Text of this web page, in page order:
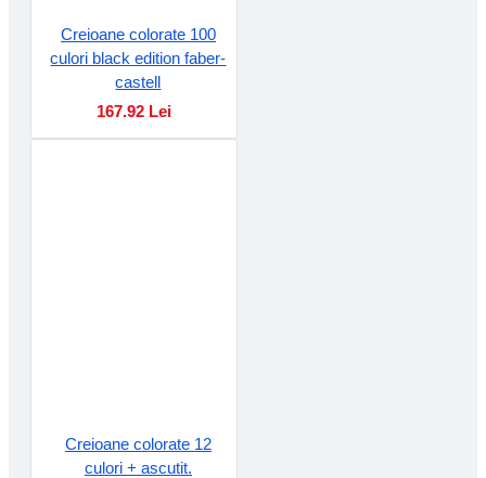
Creioane colorate 100
culori black edition faber-
castell
167.92 Lei
Creioane colorate 12
culori + ascutit.